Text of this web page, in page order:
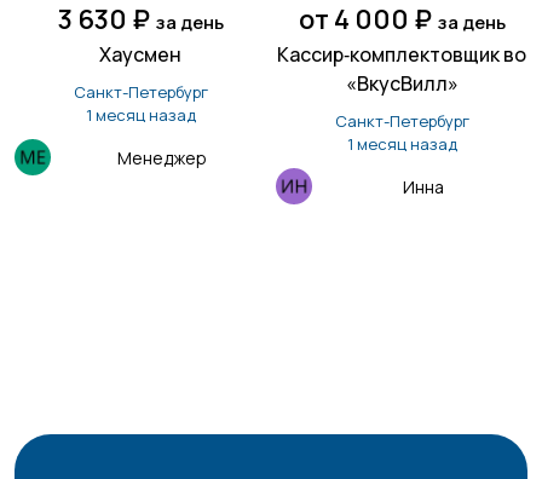
3 630 ₽ за день
Хаусмен
Санкт-Петербург
1 месяц назад
Менеджер
от 4 000 ₽ за день
Кассир‑комплектовщик во
«ВкусВилл»
Санкт-Петербург
1 месяц назад
Инна